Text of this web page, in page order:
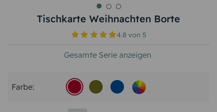
Tischkarte Weihnachten Borte
4.8 von5
Gesamte Serie anzeigen
Farbe: